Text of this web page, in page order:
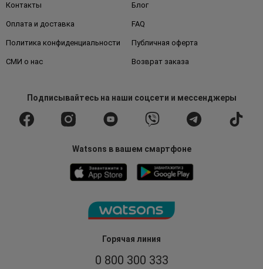
Горячая линия
0 800 300 333
Контакты Блог
Оплата и доставка FAQ
Политика конфиденциальности Публичная оферта
СМИ о нас Возврат заказа
Подписывайтесьна наши соцсети и мессенджеры
Watsons в вашем смартфоне